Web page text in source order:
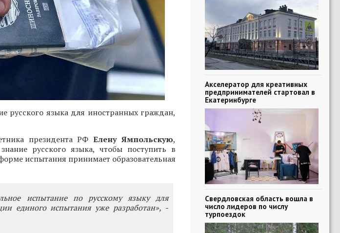
русского языка для иностранных граждан,
президента РФ Елену Ямпольскую,
русского языка, чтобы поступить в
испытания принимает образовательная
испытание по русскому языку для
единого испытания уже разработан», -
Акселератор для креативных
предпринимателей стартовал в
Екатеринбурге
Свердловская область вошла в
число лидеров по числу
турпоездок